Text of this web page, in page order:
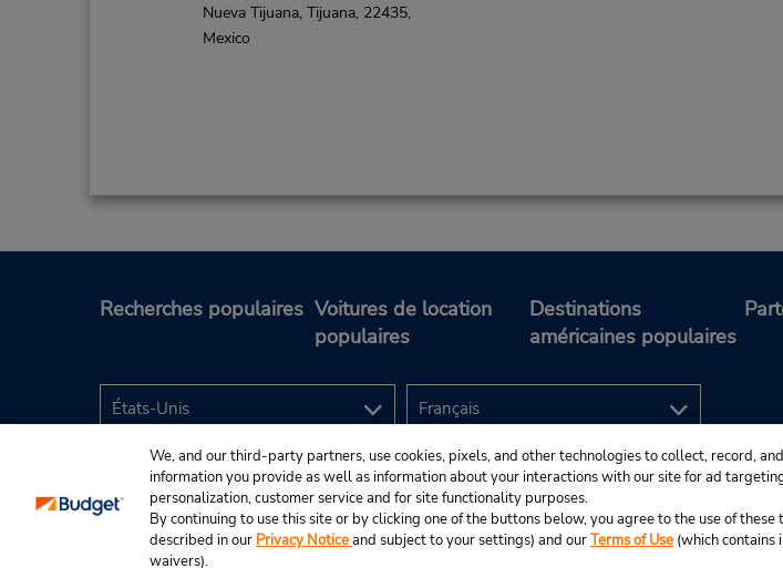
Nueva Tijuana, Tijuana, 22435,
Mexico
Recherches populaires Voitures de location
populaires
Destinations
américaines populaires
© Budget Rent A Car System, Inc., 2025.
We, and our third-party partners, use cookies, pixels, and other technologies to collect, record,
information you provide as well as information about your interactions with our site for ad
personalization, customer service and for site functionality purposes.
By continuing to use this site or by clicking one of the buttons below, you agree to the use of these
described in our Privacy Noticeand subject to your settings) and ourTerms of Use (which contains
waivers).